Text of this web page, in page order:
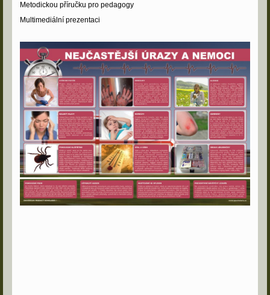
Metodickou příručku pro pedagogy
Multimediální prezentaci